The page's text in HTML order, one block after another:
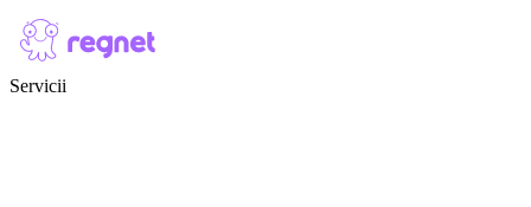
Skip to content
Servicii